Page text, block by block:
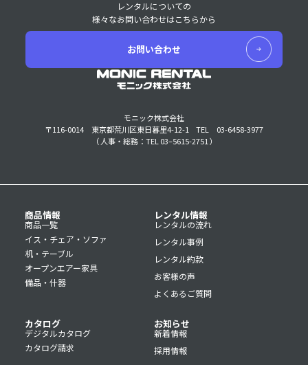
モニック株式会社
〒116-0014 東京都荒川区東日暮里4-12-1
TEL 03-6458-3977
（ 人事・総務：TEL 03–5615-2751 ）
レンタルについての
様々なお問い合わせはこちらから
お問い合わせ
商品情報
商品一覧
イス・チェア・ソファ
机・テーブル
オープンエアー家具
備品・什器
レンタル情報
レンタルの流れ
レンタル事例
レンタル約款
お客様の声
よくあるご質問
カタログ
デジタルカタログ
カタログ請求
お知らせ
新着情報
採用情報